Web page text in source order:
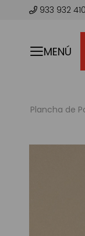
933 932 410
MENÚ
Plancha de